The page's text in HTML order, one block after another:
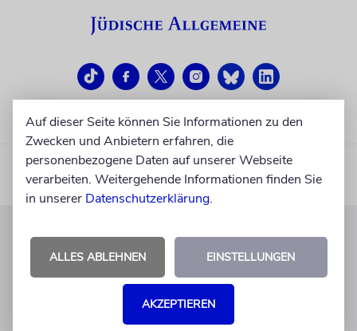
KUNDENSERVICE
+49 30 275833 0
Mo-Do 9-17 Uhr
Auf dieser Seite können Sie Informationen zu den
Zwecken und Anbietern erfahren, die
personenbezogene Daten auf unserer Webseite
verarbeiten. Weitergehende Informationen finden Sie
in unserer Datenschutzerklärung.
ALLES ABLEHNEN EINSTELLUNGEN
AKZEPTIEREN